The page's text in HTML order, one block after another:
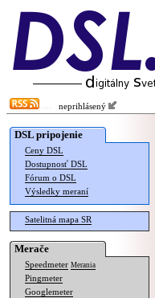
neprihlásený
DSL pripojenie
Ceny DSL
Dostupnosť DSL
Fórum o DSL
Výsledky meraní
Satelitná mapa SR
Merače
Speedmeter Merania
Pingmeter
Googlemeter